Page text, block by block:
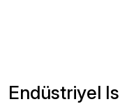
Endüstriyel